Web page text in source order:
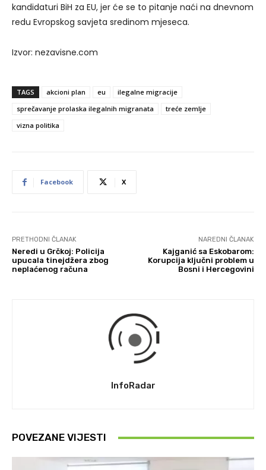
kandidaturi BiH za EU, jer će se to pitanje naći na dnevnom
redu Evropskog savjeta sredinom mjeseca.
Izvor: nezavisne.com
TAGS akcioni plan eu
ilegalne migracije
sprečavanje prolaska ilegalnih migranata
treće zemlje
vizna politika
Facebook X
PRETHODNI ČLANAK
Neredi u Grčkoj: Policija
upucala tinejdžera zbog
neplaćenog računa
NAREDNI ČLANAK
Kajganić sa Eskobarom:
Korupcija ključni problem u
Bosni i Hercegovini
InfoRadar
POVEZANE VIJESTI